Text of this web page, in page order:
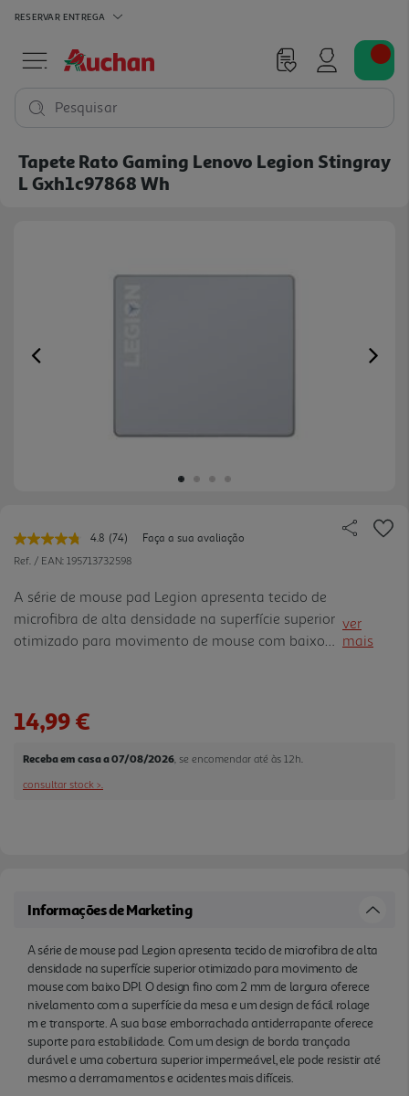
RESERVAR ENTREGA
Pesquisar
Tapete Rato Gaming Lenovo Legion Stingray
L Gxh1c97868 Wh
Previous
4.8 Leu
74
para
a
mesma
página.
(74)
Faça a sua avaliação
Ref. / EAN: 195713732598
A série de mouse pad Legion apresenta tecido de
microfibra de alta densidade na superfície superior
otimizado para movimento de mouse com baixo
emborrachada antiderrapante oferece suporte para
pode resistir até mesmo a derramamentos e
ver
mais
14,99 €
Receba em casa a 07/08/2026 , se encomendar até às 12h.
consultar stock >.
Informações de Marketing
A série de mouse pad Legion apresenta tecido de microfibra de alta
densidade na superfície superior otimizado para movimento de
mouse com baixo DPI. O design fino com 2 mm de largura oferece
nivelamento com a superfície da mesa e um design de fácil rolage
m e transporte. A sua base emborrachada antiderrapante oferece
suporte para estabilidade. Com um design de borda trançada
durável e uma cobertura superior impermeável, ele pode resistir até
mesmo a derramamentos e acidentes mais difíceis.